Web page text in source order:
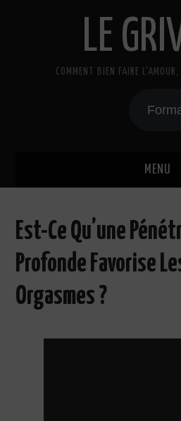
LE
COMMENT BIEN FAIRE
MENU
A PROPOS
COURS DE SEXE
Est-Ce Qu’une
Profonde Favorise
Orgasmes ?